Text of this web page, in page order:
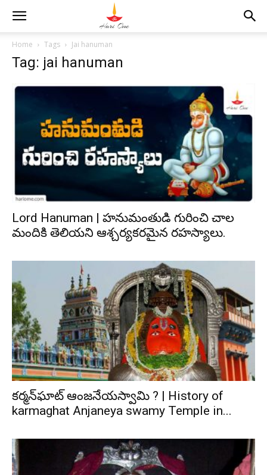
Home Tags Jai hanuman
Tag: jai hanuman
Lord Hanuman | హనుమంతుడి గురించి చాల
మందికి తెలియని ఆశ్చర్యకరమైన రహస్యాలు.
కర్మన్‌ఘాట్‌ ఆంజనేయస్వామి ? | History of
karmaghat Anjaneya swamy Temple in...